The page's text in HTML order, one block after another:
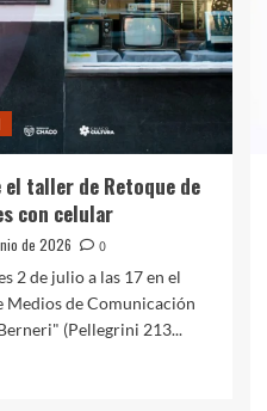
el taller de Retoque de
con celular
de 2026
0
2 de julio a las 17 en el
Medios de Comunicación
(Pellegrini 213...